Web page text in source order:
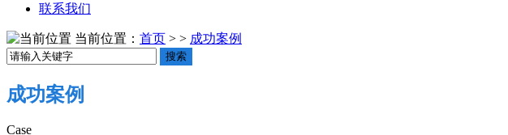
联系我们
当前位置： 首页 > > 成功案例
搜索
成功案例
Case